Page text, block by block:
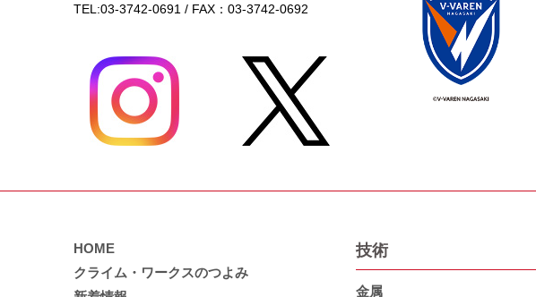
TEL:03-3742-0691 / FAX：03-3742-0692
HOME
クライム・ワークスのつよみ
技術
金属